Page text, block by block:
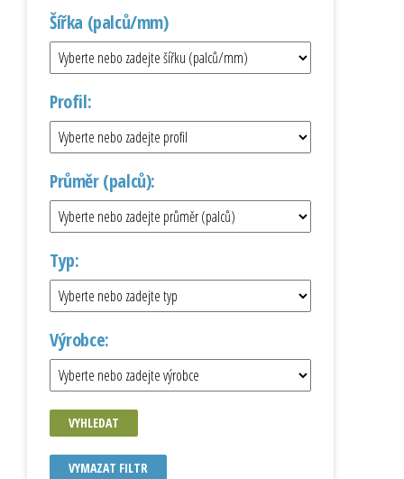
Šířka (palců/mm)
Profil:
Průměr (palců):
Typ:
Výrobce:
VYHLEDAT
VYMAZAT FILTR